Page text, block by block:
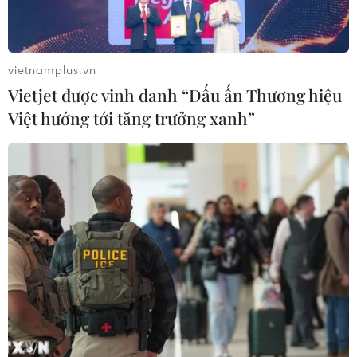
Xem thêm
CƠ QUAN CHỦ QUẢN: THÔNG TẤN XÃ VIỆT NAM
Tổng Biên tập: TRẦN TIẾN DUẨN
Phó Tổng Biên tập: NGUYỄN THỊ TÁM, KHÚC THANH
THỦY
Sở hữu trí tuệ
Quy định sử dụng
RSS
Hỗ trợ
Ngôn ngữ
TTXVN
Dịch vụ tin
Quảng cáo
vietnamplus.vn
Vietjet được vinh danh “Dấu ấn Thương hiệu
Việt hướng tới tăng trưởng xanh”